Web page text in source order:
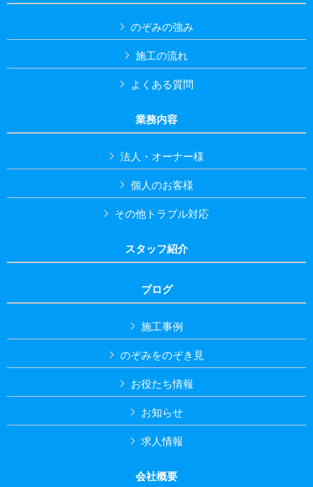
のぞみの強み
施工の流れ
よくある質問
業務内容
法人・オーナー様
個人のお客様
その他トラブル対応
スタッフ紹介
ブログ
施工事例
のぞみをのぞき見
お役たち情報
お知らせ
求人情報
会社概要